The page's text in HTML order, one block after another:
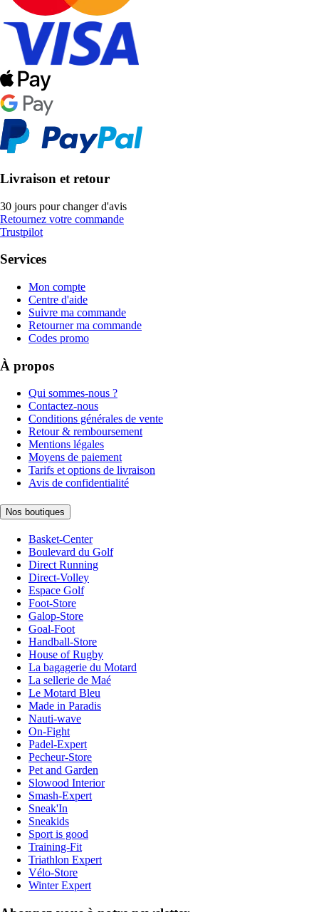
Livraison et retour
30 jours pour changer d'avis
Retournez votre commande
Trustpilot
Services
Mon compte
Centre d'aide
Suivre ma commande
Retourner ma commande
Codes promo
À propos
Qui sommes-nous ?
Contactez-nous
Conditions générales de vente
Retour & remboursement
Mentions légales
Moyens de paiement
Tarifs et options de livraison
Avis de confidentialité
Nos boutiques
Basket-Center
Boulevard du Golf
Direct Running
Direct-Volley
Espace Golf
Foot-Store
Galop-Store
Goal-Foot
Handball-Store
House of Rugby
La bagagerie du Motard
La sellerie de Maé
Le Motard Bleu
Made in Paradis
Nauti-wave
On-Fight
Padel-Expert
Pecheur-Store
Pet and Garden
Slowood Interior
Smash-Expert
Sneak'In
Sneakids
Sport is good
Training-Fit
Triathlon Expert
Vélo-Store
Winter Expert